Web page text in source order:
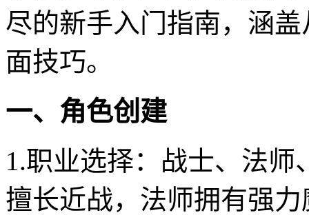
尽的新手入门指南，涵
面技巧。
一、角色创建
1.职业选择：战士、法
擅长近战，法师拥有强